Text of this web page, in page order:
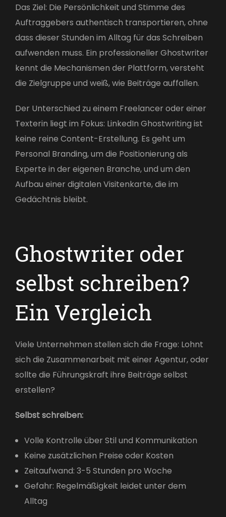
Das Ziel: Die Persönlichkeit und Stimme des
Auftraggebers authentisch transportieren, ohne
dass dieser Stunden im Alltag für das Schreiben
aufwenden muss. Ein professioneller Ghostwriter
kennt die Mechanismen der Plattform, versteht
die Zielgruppe und weiß, wie Beiträge auffallen.
Der Unterschied zu einem Freelancer oder einer
Texterin liegt im Fokus: LinkedIn Ghostwriting ist
keine reine Content-Erstellung. Es geht um
Personal Branding, um die Positionierung als
Experte in der eigenen Branche, und um den
Aufbau einer digitalen Visitenkarte, die im
Gedächtnis bleibt.
Ghostwriter oder
selbst schreiben?
Ein Vergleich
Viele Unternehmen stellen sich die Frage: Lohnt
sich die Zusammenarbeit mit einer Agentur, oder
sollte die Führungskraft ihre Beiträge selbst
erstellen?
Selbst schreiben:
Volle Kontrolle über Stil und Kommunikation
Keine zusätzlichen Preise oder Kosten
Zeitaufwand: 3-5 Stunden pro Woche
Gefahr: Regelmäßigkeit leidet unter dem
Alltag